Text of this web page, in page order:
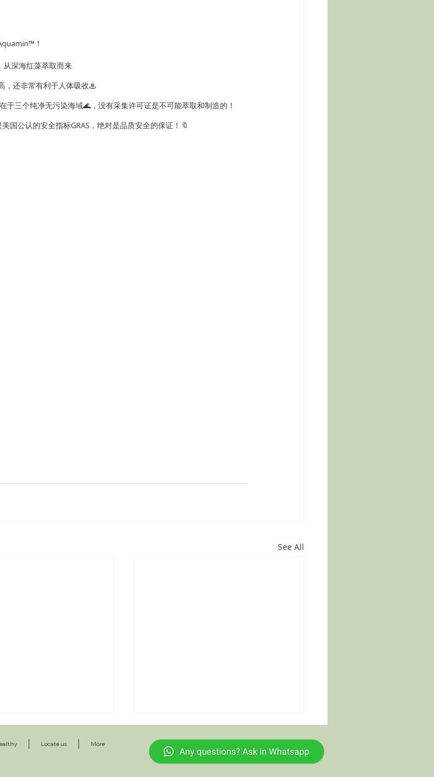
！
深海红藻萃取而来
，还非常有利于人体吸收♨
于三个纯净无污染海域🌊，没有采集许可证是不可能萃取和制造的！
国公认的安全指标GRAS，绝对是品质安全的保证！🔖
See All
Locate us More